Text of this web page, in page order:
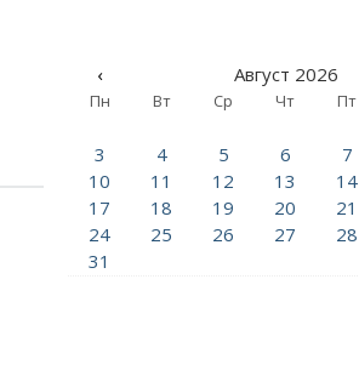
‹ Август 2026
Пн Вт Ср Чт Пт
3
4 5 6 7
10
11 12 13 14
17
18 19 20 21
24
25 26 27 28
31